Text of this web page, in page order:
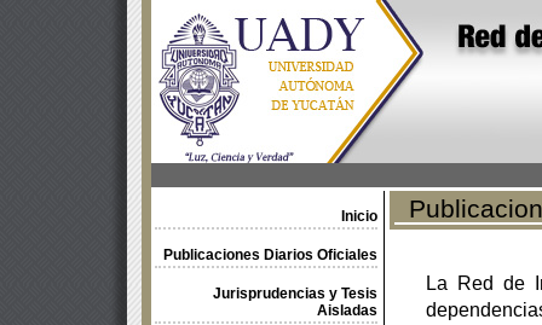
Inicio
Publicaciones Diarios Oficiales
Jurisprudencias y Tesis
Aisladas
La Red de